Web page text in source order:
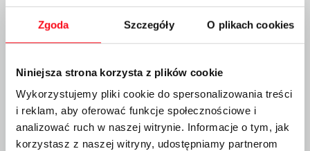
Zgoda Szczegóły O plikach cookies
Niniejsza strona korzysta z plików cookie
Wykorzystujemy pliki cookie do spersonalizowania treści
i reklam, aby oferować funkcje społecznościowe i
analizować ruch w naszej witrynie. Informacje o tym, jak
korzystasz z naszej witryny, udostępniamy partnerom
POJAZDÓW KOLEJOWYCH, WYROBÓW ORAZ STOSOWANIA
ZNAKÓW ODBIORCZYCH PRZEZ KOMISARZY ODBIORCZYCH
W POLREGIO S.A.
Do pobrania